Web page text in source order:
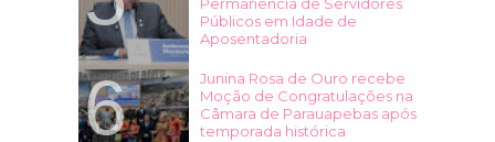
Permanência de Servidores
Públicos em Idade de
Aposentadoria
Junina Rosa de Ouro recebe
Moção de Congratulações na
Câmara de Parauapebas após
temporada histórica